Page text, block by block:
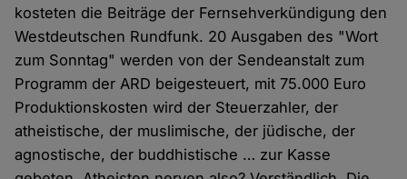
kosteten die Beiträge der Fernsehverkündigung den
Westdeutschen Rundfunk. 20 Ausgaben des "Wort
zum Sonntag" werden von der Sendeanstalt zum
Programm der ARD beigesteuert, mit 75.000 Euro
Produktionskosten wird der Steuerzahler, der
atheistische, der muslimische, der jüdische, der
agnostische, der buddhistische … zur Kasse